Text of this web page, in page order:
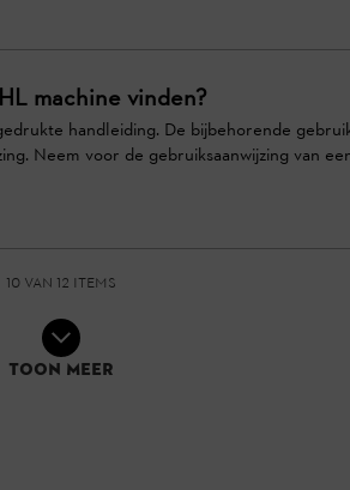
machine vinden?
handleiding. De bijbehorende
Neem voor de gebruiksaanwijzing van
10 van 12 items
Toon meer